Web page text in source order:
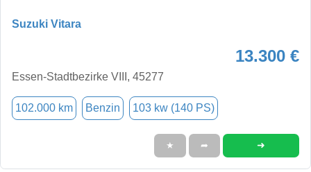
Suzuki Vitara
13.300 €
Essen-Stadtbezirke VIII, 45277
102.000 km Benzin 103 kw (140 PS)
★ ➦ ➜